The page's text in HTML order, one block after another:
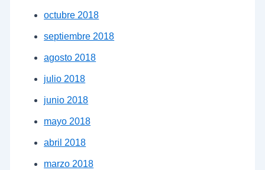
octubre 2018
septiembre 2018
agosto 2018
julio 2018
junio 2018
mayo 2018
abril 2018
marzo 2018